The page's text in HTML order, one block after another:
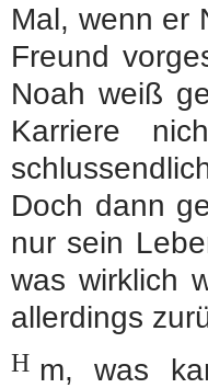
Mal, wenn er
Freund
Noah weiß
Karriere
Doch dann
nur sein
was wirklich
allerdings
H m, was